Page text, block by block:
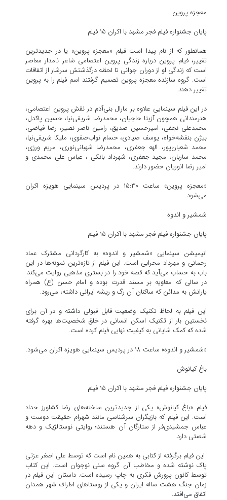
معجزه پروین
پایان جشنواره فیلم فجر مشهد با اکران ۱۵ فیلم
همانطور که از نام پیدا است فیلم «معجزه پروین» یا در جدیدترین
تغییر، فیلم پروین درباره زندگی پروین اعتصامی شاعر نامدار معاصر
است که زندگی او از دوران جوانی تا لحظه درگذشتش سرشار از اتفاقات
است. گروه سازنده معجزه پروین تصمیم گرفتند اسم فیلم را به پروین
تغییر دهند.
در این فیلم سینمایی علاوه بر مارال بنی‌آدم در نقش پروین اعتصامی،
هنرمندانی همچون آزیتا حاجیان، محمدرضا شریفی‌نیا، حسین پاکدل،
محمدعلی نجفی، امیرحسین صدیق، رامین ناصر نصیر، رضا فیاضی،
بیژن بنفشه‌خواه، یوسف صیادی، حسام نواب‌صفوی، ملیکا شریفی‌نیا،
محمد شعبان‌پور، الهه جعفری، محمدرضا شهبانی‌نوری، مریم ورزی،
محمد ساربان، مجید جعفری، شهرداد بانکی ، عباس علی محمدی و
امیر رضا انوریان حضور دارند.
«معجزه پروین» ساعت ۱۵:۳۰ در پردیس سینمایی هویزه اکران
می‌شود.
شمشیر و اندوه
پایان جشنواره فیلم فجر مشهد با اکران ۱۵ فیلم
انیمیشن سینمایی «شمشیر و اندوه» به کارگردانی مشترک عماد
رحمانی و مهرداد محرابی است. این فیلم از تازه‌ترین نمونه‌ها در این
باب به حساب می‌آید که قصه خود را در بستری مذهبی روایت می‌کند.
در سالی که معاویه بر مسند قدرت بوده و امام حسن (ع) همراه
یارانش به مدائن که ساکنان آن رگ و ریشه ایرانی داشته، می‌رود.
این فیلم به لحاظ تکنیک وضعیت قابل قبولی داشته و در آن برای
نخستین بار از تکنیک اسکن انسانی در خلق شخصیت‌ها بهره گرفته
شده که کمک شایانی به کیفیت نهایی فیلم کرده است.
«شمشیر و اندوه» ساعت ۱۸ در پردیس سینمایی هویزه اکران می‌شود.
باغ کیانوش
پایان جشنواره فیلم فجر مشهد با اکران ۱۵ فیلم
فیلم «باغ کیانوش» یکی از جدیدترین ساخته‌های رضا کشاورز حداد
است. این فیلم که بازیگران سرشناسی مانند شهرام حقیقت دوست و
عباس جمشیدی‌فر از ستارگان آن هستند؛ روایتی نوستالژیک و دهه
شصتی دارد.
این فیلم برگرفته از کتابی به همین نام است که توسط علی اصغر عزتی
پاک نوشته شده و مخاطب آن گروه سنی نوجوان است. این کتاب
توسط کانون پرورش فکری به چاپ رسیده‌ است. داستان این فیلم در
زمان جنگ هشت ساله ایران و یکی از روستاهای اطراف شهر همدان
اتفاق می‌افتد.